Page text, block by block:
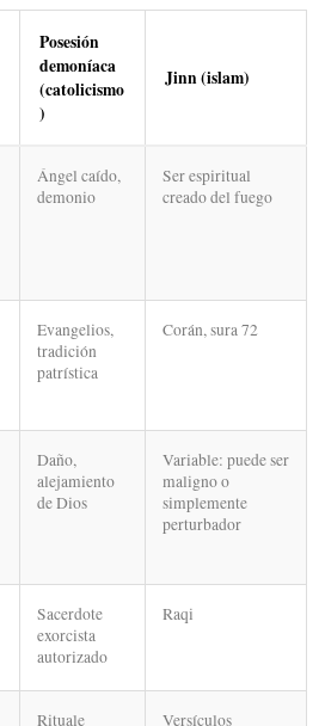
Posesión
demoníaca
(catolicismo
)
Jinn (islam)
Ángel caído,
demonio
Ser espiritual
creado del fuego
Evangelios,
tradición
patrística
Corán, sura 72
Daño,
alejamiento
de Dios
Variable: puede ser
maligno o
simplemente
perturbador
Sacerdote
exorcista
autorizado
Raqi
Rituale
Versículos